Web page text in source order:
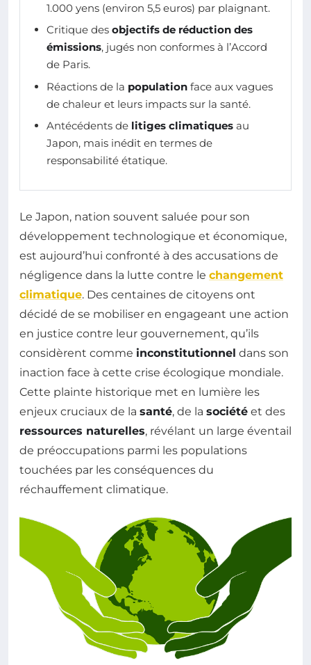
1.000 yens (environ 5,5 euros) par plaignant.
Critique des objectifs de réduction des
émissions, jugés non conformes à l’Accord
de Paris.
Réactions de la population face aux vagues
de chaleur et leurs impacts sur la santé.
Antécédents de litiges climatiques au
Japon, mais inédit en termes de
responsabilité étatique.
Le Japon, nation souvent saluée pour son
développement technologique et économique,
est aujourd’hui confronté à des accusations de
négligence dans la lutte contre le changement
climatique. Des centaines de citoyens ont
décidé de se mobiliser en engageant une action
en justice contre leur gouvernement, qu’ils
considèrent comme inconstitutionnel dans son
inaction face à cette crise écologique mondiale.
Cette plainte historique met en lumière les
enjeux cruciaux de la santé, de la société et des
ressources naturelles, révélant un large éventail
de préoccupations parmi les populations
touchées par les conséquences du
réchauffement climatique.